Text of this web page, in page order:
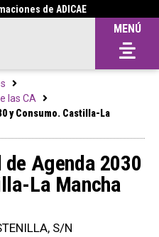
de ADICAE
MENÚ
las CA
y Consumo. Castilla-La
Agenda 2030
La Mancha
S/N